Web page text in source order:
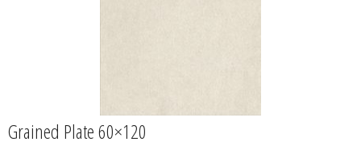
Grained Plate 60×120